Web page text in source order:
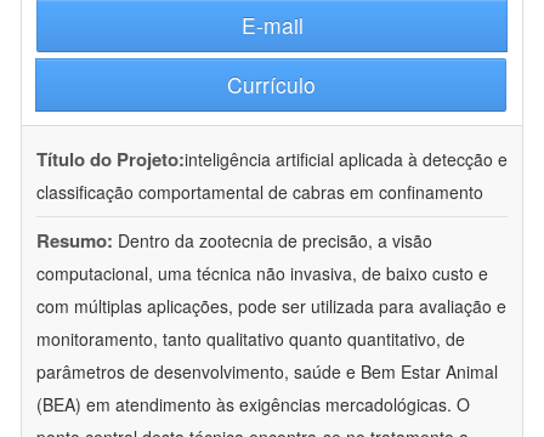
E-mail
Currículo
Título do Projeto:inteligência artificial aplicada à detecção e
classificação comportamental de cabras em confinamento
Resumo: Dentro da zootecnia de precisão, a visão
computacional, uma técnica não invasiva, de baixo custo e
com múltiplas aplicações, pode ser utilizada para avaliação e
monitoramento, tanto qualitativo quanto quantitativo, de
parâmetros de desenvolvimento, saúde e Bem Estar Animal
(BEA) em atendimento às exigências mercadológicas. O